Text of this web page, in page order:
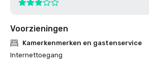
Voorzieningen
Kamerkenmerken en gastenservice
Internettoegang